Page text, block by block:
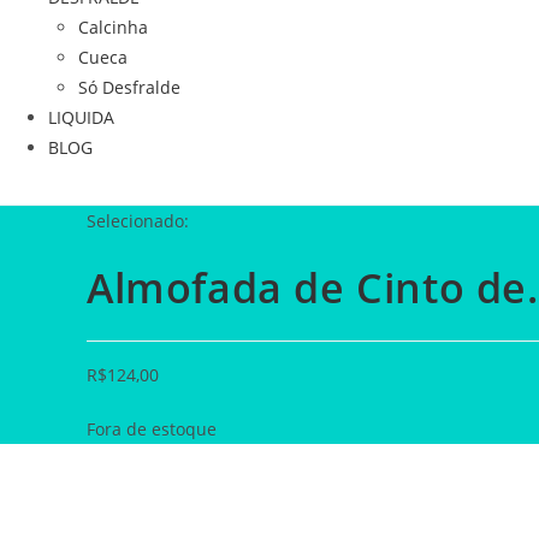
Calcinha
Cueca
Só Desfralde
LIQUIDA
BLOG
Selecionado:
Almofada de Cinto
R$124,00
Fora de estoque